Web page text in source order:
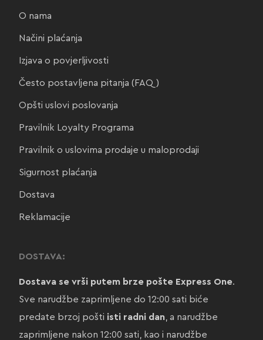
O nama
Načini plaćanja
Izjava o povjerljivosti
Često postavljena pitanja (FAQ)
Opšti uslovi poslovanja
Pravilnik Loyalty Programa
Pravilnik o uslovima prodaje u maloprodaji
Sigurnost plaćanja
Dostava
Reklamacije
DOSTAVA:
Dostava se vrši putem brze pošte Express One.
Sve narudžbe zaprimljene do 12:00 sati biće
predate brzoj pošti isti radni dan, a narudžbe
zaprimljene nakon 12:00 sati, kao i narudžbe